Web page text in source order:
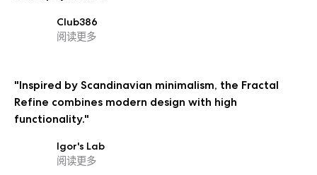
Club386
阅读更多
"Inspired by Scandinavian minimalism, the Fractal
Refine combines modern design with high
functionality."
Igor's Lab
阅读更多